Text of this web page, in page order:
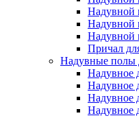
Надувной
Надувной
Надувной
Причал
Надувные полы
Надувное
Надувное
Надувное
Надувное